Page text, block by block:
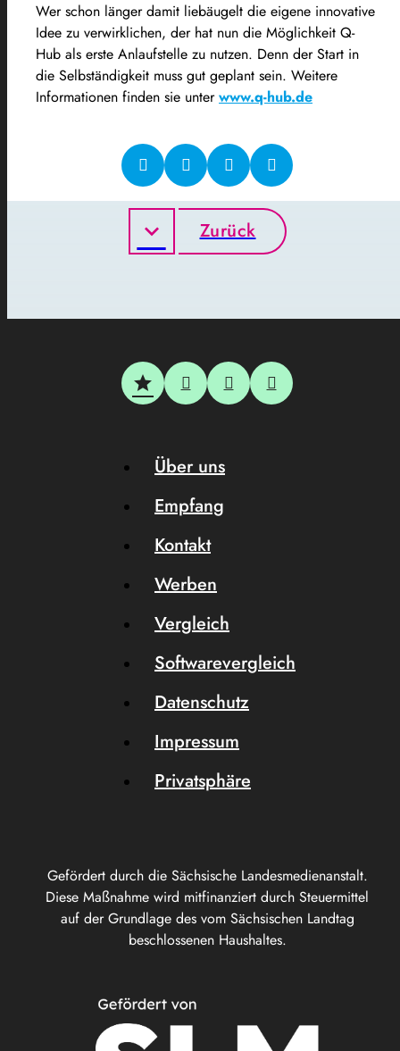
Wer schon länger damit liebäugelt die eigene innovative
Idee zu verwirklichen, der hat nun die Möglichkeit Q-
Hub als erste Anlaufstelle zu nutzen. Denn der Start in
die Selbständigkeit muss gut geplant sein. Weitere
Informationen finden sie unterwww.q-hub.de
Zurück
Gefördert durch die Sächsische Landesmedienanstalt.
Diese Maßnahme wird mitfinanziert durch Steuermittel
auf der Grundlage des vom Sächsischen Landtag
beschlossenen Haushaltes.
Über uns
Empfang
Kontakt
Werben
Vergleich
Softwarevergleich
Datenschutz
Impressum
Privatsphäre